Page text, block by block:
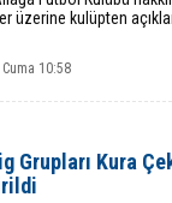
üzerine kulüpten
10:58
Grupları Kura